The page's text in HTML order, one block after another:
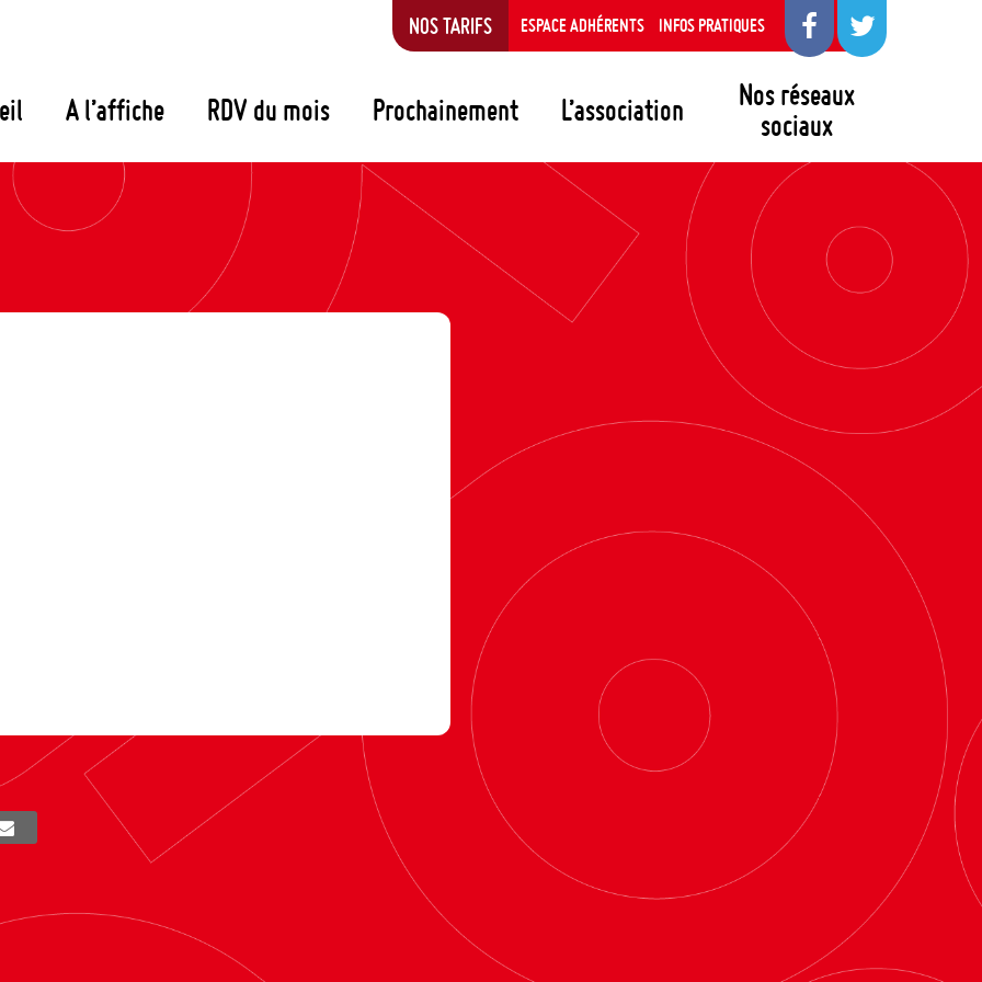
A l’affiche RDV du mois Prochainement L’association
Nos réseaux
sociaux
NOS TARIFS ESPACE ADHÉRENTS INFOS PRATIQUES